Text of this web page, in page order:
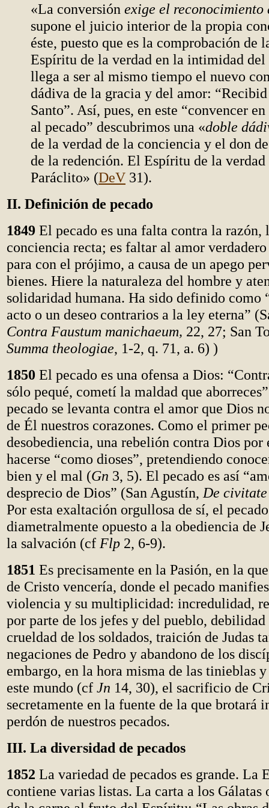
«La conversión exige el reconocimiento
supone el juicio interior de la propia
éste, puesto que es la comprobación de
Espíritu de la verdad en la intimidad del
llega a ser al mismo tiempo el nuevo
dádiva de la gracia y del amor:
Santo”. Así, pues, en este “convencer
al pecado” descubrimos una «doble
de la verdad de la conciencia y el don
de la redención. El Espíritu de la verdad
Paráclito» (DeV 31).
II. Definición de pecado
1849 El pecado es una falta contra la razón,
conciencia recta; es faltar al amor
para con el prójimo, a causa de un apego
bienes. Hiere la naturaleza del hombre y
solidaridad humana. Ha sido definido como
acto o un deseo contrarios a la ley eterna”
Contra Faustum manichaeum, 22, 27; San
Summa theologiae, 1-2, q. 71, a. 6) )
1850 El pecado es una ofensa a Dios:
sólo pequé, cometí la maldad que
pecado se levanta contra el amor que Dios
de Él nuestros corazones. Como el primer
desobediencia, una rebelión contra Dios por
hacerse “como dioses”, pretendiendo
bien y el mal (Gn 3, 5). El pecado es así
desprecio de Dios” (San Agustín, De
Por esta exaltación orgullosa de sí, el
diametralmente opuesto a la obediencia de
la salvación (cf Flp 2, 6-9).
1851 Es precisamente en la Pasión, en la
de Cristo vencería, donde el pecado
violencia y su multiplicidad: incredulidad,
por parte de los jefes y del pueblo,
crueldad de los soldados, traición de Judas
negaciones de Pedro y abandono de los
embargo, en la hora misma de las tinieblas
este mundo (cf Jn 14, 30), el sacrificio de
secretamente en la fuente de la que brotará
perdón de nuestros pecados.
III. La diversidad de pecados
1852 La variedad de pecados es grande. La
contiene varias listas. La carta a los Gálatas